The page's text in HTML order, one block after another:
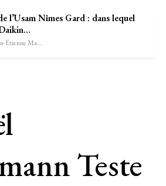
l’Usam Nîmes Gard : dans lequel
Sébastien-Étienne Marechal
Teste